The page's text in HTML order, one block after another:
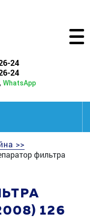
24
24
, WhatsApp
>>
фильтра
126